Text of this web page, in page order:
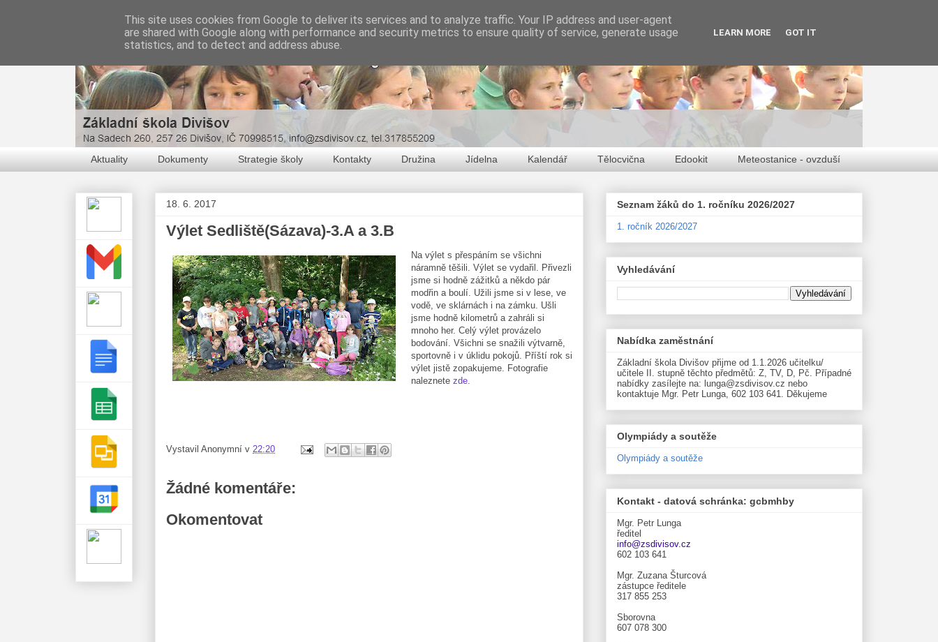
Aktuality Dokumenty Strategie školy Kontakty Družina Jídelna Kalendář Tělocvična Edookit Meteostanice - ovzduší
18. 6. 2017
Výlet Sedliště(Sázava)-3.A a 3.B
Na výlet s přespáním se všichni
náramně těšili. Výlet se vydařil. Přivezli
jsme si hodně zážitků a někdo pár
modřin a boulí. Užili jsme si v lese, ve
vodě, ve sklárnách i na zámku. Ušli
jsme hodně kilometrů a zahráli si
mnoho her. Celý výlet provázelo
bodování. Všichni se snažili výtvarně,
sportovně i v úklidu pokojů. Příští rok si
výlet jistě zopakujeme. Fotografie
naleznete zde
Vystavil Anonymní v 22:20
Žádné komentáře:
Okomentovat
Seznam žáků do 1. ročníku 2026/2027
1. ročník 2026/2027
Vyhledávání
Nabídka zaměstnání
Základní škola Divišov přijme od 1.1.2026 učitelku/
učitele II. stupně těchto předmětů: Z, TV, D, Pč. Případné
nabídky zasílejte na: lunga@zsdivisov.cz nebo
kontaktuje Mgr. Petr Lunga, 602 103 641. Děkujeme
Olympiády a soutěže
Olympiády a soutěže
Kontakt - datová schránka: gcbmhby
Mgr. Petr Lunga
ředitel
info@zsdivisov.cz
602 103 641
Mgr. Zuzana Šturcová
zástupce ředitele
317 855 253
Sborovna
607 078 300
This site uses cookies from Google to deliver its services and to analyze traffic. Your IP address and user-agent
are shared with Google along with performance and security metrics to ensure quality of service, generate usage
statistics, and to detect and address abuse.
LEARN MORE GOT IT